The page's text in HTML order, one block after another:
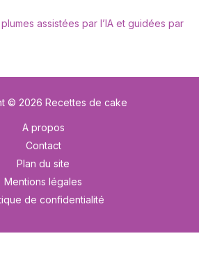
assistées par l’IA et guidées par
© 2026 Recettes de cake
A propos
Contact
Plan du site
Mentions légales
de confidentialité